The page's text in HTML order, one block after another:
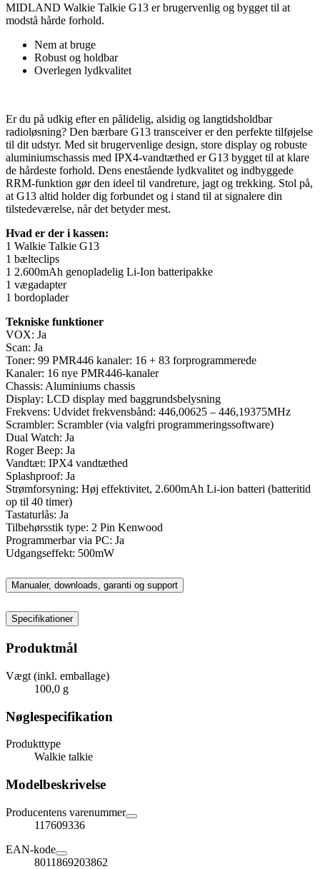
MIDLAND Walkie Talkie G13 er brugervenlig og bygget til at
modstå hårde forhold.
Nem at bruge
Robust og holdbar
Overlegen lydkvalitet
Er du på udkig efter en pålidelig, alsidig og langtidsholdbar
radioløsning? Den bærbare G13 transceiver er den perfekte tilføjelse
til dit udstyr. Med sit brugervenlige design, store display og robuste
aluminiumschassis med IPX4-vandtæthed er G13 bygget til at klare
de hårdeste forhold. Dens enestående lydkvalitet og indbyggede
RRM-funktion gør den ideel til vandreture, jagt og trekking. Stol på,
at G13 altid holder dig forbundet og i stand til at signalere din
tilstedeværelse, når det betyder mest.
Hvad er der i kassen:
1 Walkie Talkie G13
1 bælteclips
1 2.600mAh genopladelig Li-Ion batteripakke
1 vægadapter
1 bordoplader
Tekniske funktioner
VOX: Ja
Scan: Ja
Toner: 99 PMR446 kanaler: 16 + 83 forprogrammerede
Kanaler: 16 nye PMR446-kanaler
Chassis: Aluminiums chassis
Display: LCD display med baggrundsbelysning
Frekvens: Udvidet frekvensbånd: 446,00625 – 446,19375MHz
Scrambler: Scrambler (via valgfri programmeringssoftware)
Dual Watch: Ja
Roger Beep: Ja
Vandtæt: IPX4 vandtæthed
Splashproof: Ja
Strømforsyning: Høj effektivitet, 2.600mAh Li-ion batteri (batteritid
op til 40 timer)
Tastaturlås: Ja
Tilbehørsstik type: 2 Pin Kenwood
Programmerbar via PC: Ja
Udgangseffekt: 500mW
Manualer, downloads, garanti og support
Specifikationer
Produktmål
Vægt (inkl. emballage)
100,0 g
Nøglespecifikation
Produkttype
Walkie talkie
Modelbeskrivelse
Producentens varenummer
117609336
EAN-kode
8011869203862